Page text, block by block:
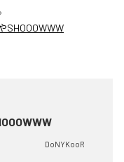
DoNYKooR